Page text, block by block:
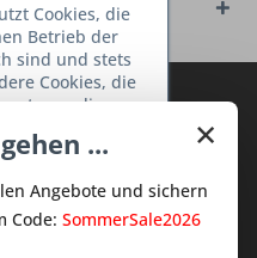
Deine
und verpassen
Aktion mehr aus
×
...
Angebote und sichern
Code: SommerSale2026
Cookies, die
Betrieb der
sind und stets
Cookies, die
dieser
mit
sollen,
Zustimmung